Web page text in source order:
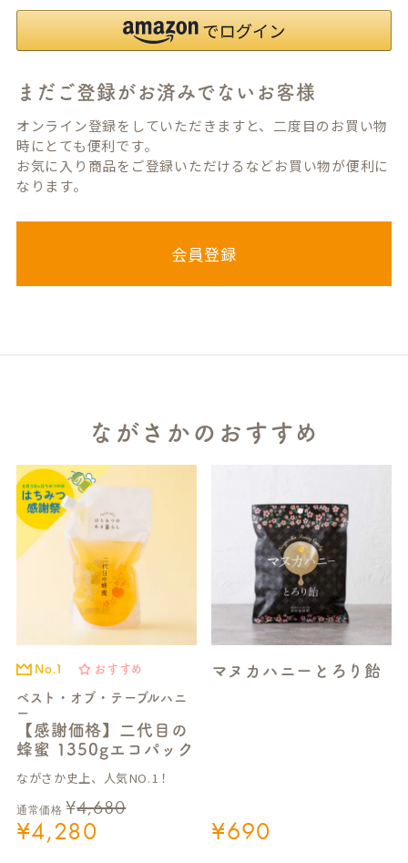
まだご登録がお済みでないお客様
オンライン登録をしていただきますと、二度目のお買い物
時にとても便利です。
お気に入り商品をご登録いただけるなどお買い物が便利に
なります。
会員登録
ながさかのおすすめ
No.1 おすすめ
ベスト・オブ・テーブルハニ
ー
【感謝価格】二代目の
蜂蜜 1350gエコパック
ながさか史上、人気NO.1！
通常価格 ¥4,680
¥4,280
マヌカハニーとろり飴
¥690